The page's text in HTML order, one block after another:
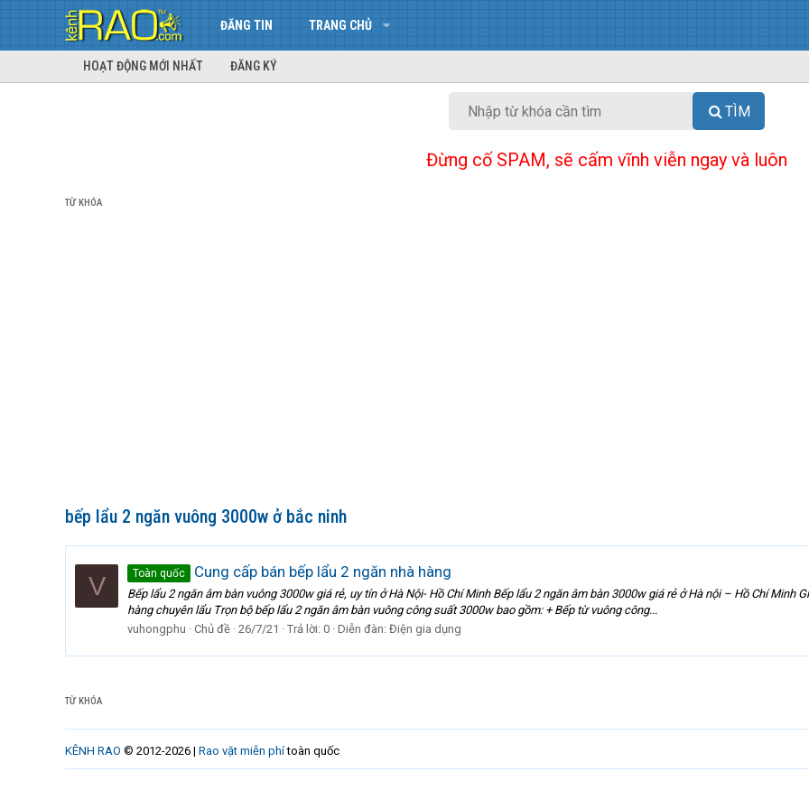
ĐĂNG TIN TRANG CHỦ
HOẠT ĐỘNG MỚI NHẤT ĐĂNG KÝ
TÌM
Đừng cố SPAM, sẽ cấm vĩnh viễn ngay và luôn
TỪ KHÓA
bếp lẩu 2 ngăn vuông 3000w ở bắc ninh
V Toàn quốc Cung cấp bán bếp lẩu 2 ngăn nhà hàng
Bếp lẩu 2 ngăn âm bàn vuông 3000w giá rẻ, uy tín ở Hà Nội- Hồ Chí Minh Bếp lẩu 2 ngăn âm bàn 3000w giá rẻ ở Hà nội – Hồ Chí Minh
hàng chuyên lẩu Trọn bộ bếp lẩu 2 ngăn âm bàn vuông công suất 3000w bao gồm: + Bếp từ vuông công...
vuhongphu
Chủ đề 26/7/21 Trả lời: 0 Diễn đàn: Điện gia dụng
TỪ KHÓA
KÊNH RAO © 2012-2026 | Rao vặt miễn phítoàn quốc